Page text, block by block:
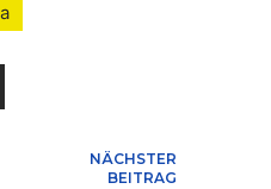
NÄCHSTER
BEITRAG